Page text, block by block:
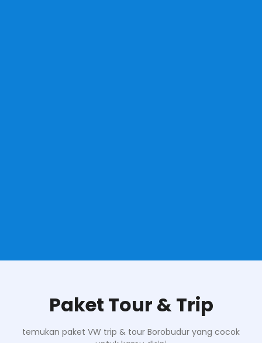
Paket Tour & Trip
temukan paket VW trip & tour Borobudur yang cocok